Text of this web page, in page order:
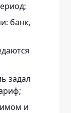
банк,
задал
и